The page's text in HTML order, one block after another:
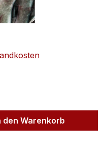
den
den Warenkorb